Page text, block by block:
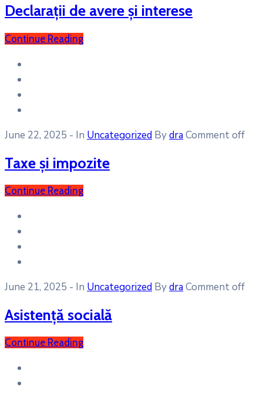
Declarații de avere și interese
Continue Reading
June 22, 2025 - In Uncategorized BydraComment off
Taxe și impozite
Continue Reading
June 21, 2025 - In Uncategorized BydraComment off
Asistență socială
Continue Reading